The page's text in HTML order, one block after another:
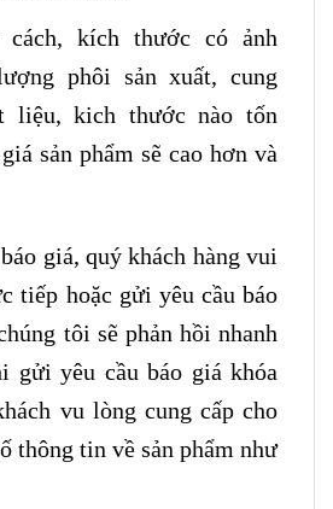
kích thước có ảnh
phôi sản xuất, cung
liệu, kich thước nào tốn
sản phẩm sẽ cao hơn và
giá, quý khách hàng vui
tiếp hoặc gửi yêu cầu báo
tôi sẽ phản hồi nhanh
gửi yêu cầu báo giá khóa
vu lòng cung cấp cho
thông tin về sản phẩm như